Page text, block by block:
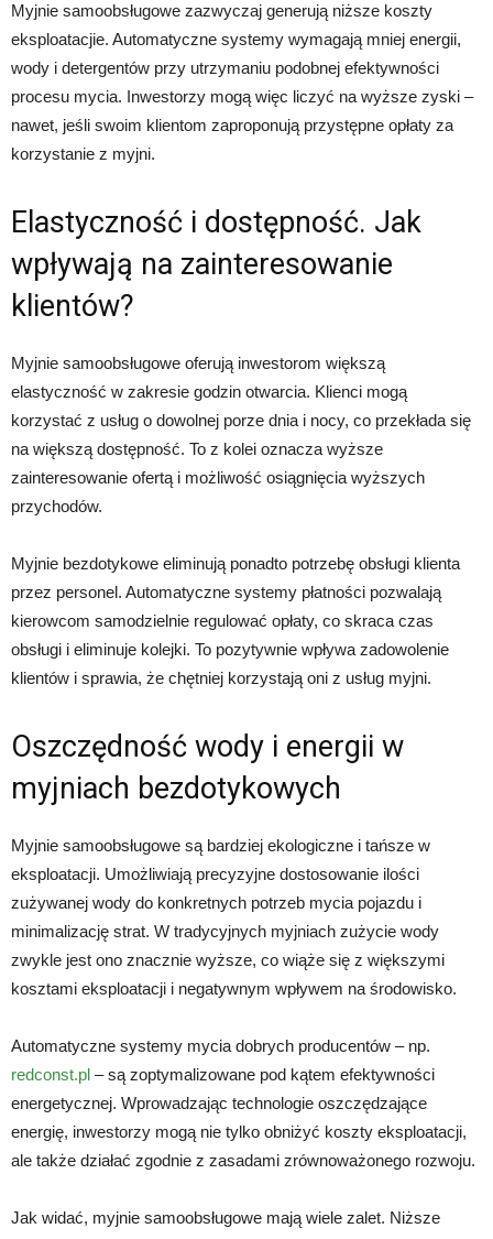
Myjnie samoobsługowe zazwyczaj generują niższe koszty
eksploatacjie. Automatyczne systemy wymagają mniej energii,
wody i detergentów przy utrzymaniu podobnej efektywności
procesu mycia. Inwestorzy mogą więc liczyć na wyższe zyski –
nawet, jeśli swoim klientom zaproponują przystępne opłaty za
korzystanie z myjni.
Elastyczność i dostępność. Jak
wpływają na zainteresowanie
klientów?
Myjnie samoobsługowe oferują inwestorom większą
elastyczność w zakresie godzin otwarcia. Klienci mogą
korzystać z usług o dowolnej porze dnia i nocy, co przekłada się
na większą dostępność. To z kolei oznacza wyższe
zainteresowanie ofertą i możliwość osiągnięcia wyższych
przychodów.
Myjnie bezdotykowe eliminują ponadto potrzebę obsługi klienta
przez personel. Automatyczne systemy płatności pozwalają
kierowcom samodzielnie regulować opłaty, co skraca czas
obsługi i eliminuje kolejki. To pozytywnie wpływa zadowolenie
klientów i sprawia, że chętniej korzystają oni z usług myjni.
Oszczędność wody i energii w
myjniach bezdotykowych
Myjnie samoobsługowe są bardziej ekologiczne i tańsze w
eksploatacji. Umożliwiają precyzyjne dostosowanie ilości
zużywanej wody do konkretnych potrzeb mycia pojazdu i
minimalizację strat. W tradycyjnych myjniach zużycie wody
zwykle jest ono znacznie wyższe, co wiąże się z większymi
kosztami eksploatacji i negatywnym wpływem na środowisko.
Automatyczne systemy mycia dobrych producentów – np.
redconst.pl – są zoptymalizowane pod kątem efektywności
energetycznej. Wprowadzając technologie oszczędzające
energię, inwestorzy mogą nie tylko obniżyć koszty eksploatacji,
ale także działać zgodnie z zasadami zrównoważonego rozwoju.
Jak widać, myjnie samoobsługowe mają wiele zalet. Niższe